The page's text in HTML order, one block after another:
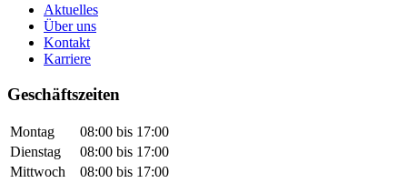
Aktuelles
Über uns
Kontakt
Karriere
Geschäftszeiten
Montag
08:00 bis 17:00
Dienstag
08:00 bis 17:00
Mittwoch
08:00 bis 17:00